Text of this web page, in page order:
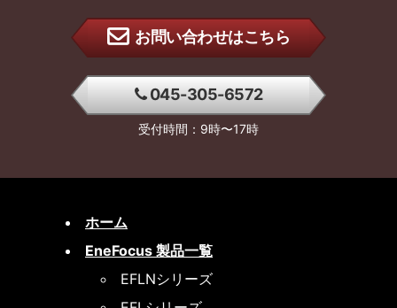
お問い合わせはこちら
045-305-6572
受付時間：9時〜17時
ホーム
EneFocus 製品一覧
EFLNシリーズ